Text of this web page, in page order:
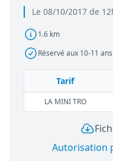
Le 08/10/2017 de
1.6 km
Réservé aux 10-11 ans
Tarif
LA MINI TRO
Autorisation